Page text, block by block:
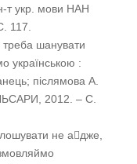
т укр. мови НАН
117.
шанувати
українською :
післямова А.
2012. – С.
не адже,